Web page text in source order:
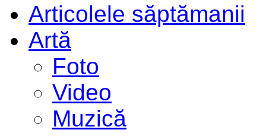
Articolele săptămanii
Artă
Foto
Video
Muzică